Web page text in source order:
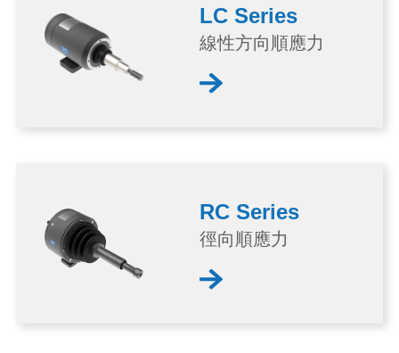
LC Series
線性方向順應力
RC Series
徑向順應力